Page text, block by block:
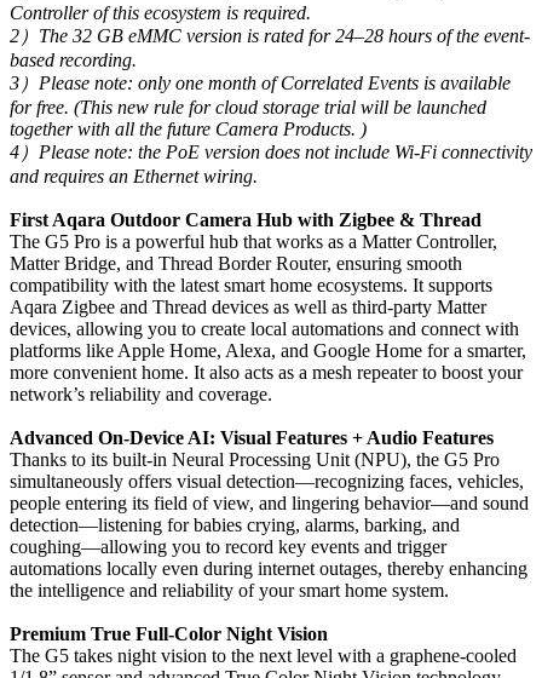
Controller of this ecosystem is required.
2）The 32 GB eMMC version is rated for 24–28 hours of the event-
based recording.
3）Please note: only one month of Correlated Events is available
for free. (This new rule for cloud storage trial will be launched
together with all the future Camera Products. )
4）Please note: the PoE version does not include Wi-Fi connectivity
and requires an Ethernet wiring.
First Aqara Outdoor Camera Hub with Zigbee & Thread
The G5 Pro is a powerful hub that works as a Matter Controller,
Matter Bridge, and Thread Border Router, ensuring smooth
compatibility with the latest smart home ecosystems. It supports
Aqara Zigbee and Thread devices as well as third-party Matter
devices, allowing you to create local automations and connect with
platforms like Apple Home, Alexa, and Google Home for a smarter,
more convenient home. It also acts as a mesh repeater to boost your
network’s reliability and coverage.
Advanced On-Device AI: Visual Features + Audio Features
Thanks to its built-in Neural Processing Unit (NPU), the G5 Pro
simultaneously offers visual detection—recognizing faces, vehicles,
people entering its field of view, and lingering behavior—and sound
detection—listening for babies crying, alarms, barking, and
coughing—allowing you to record key events and trigger
automations locally even during internet outages, thereby enhancing
the intelligence and reliability of your smart home system.
Premium True Full-Color Night Vision
The G5 takes night vision to the next level with a graphene-cooled